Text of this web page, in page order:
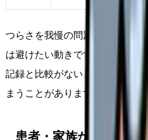
つらさを我慢の問題にして、事
は避けたい動きです。限界の時
記録と比較がないまま動くと、
まうことがあります。
患者・家族からの暴言